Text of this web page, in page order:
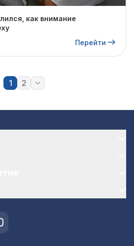
как внимание
Перейти
1 2